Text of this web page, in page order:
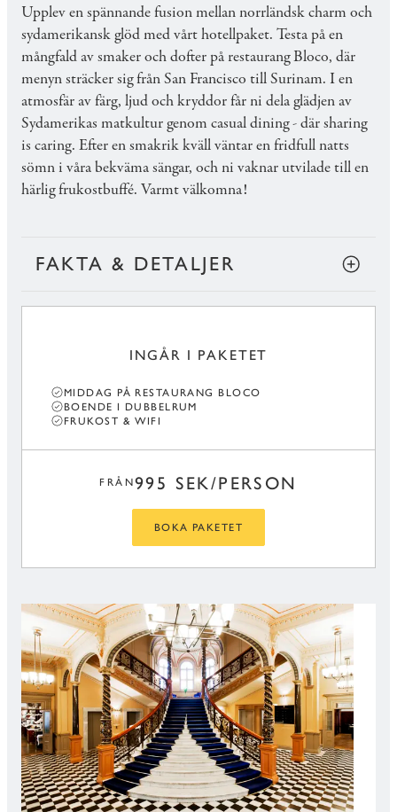
Upplev en spännande fusion mellan norrländsk charm och
sydamerikansk glöd med vårt hotellpaket. Testa på en
mångfald av smaker och dofter på restaurang Bloco, där
menyn sträcker sig från San Francisco till Surinam. I en
atmosfär av färg, ljud och kryddor får ni dela glädjen av
Sydamerikas matkultur genom casual dining - där sharing
is caring. Efter en smakrik kväll väntar en fridfull natts
sömn i våra bekväma sängar, och ni vaknar utvilade till en
härlig frukostbuffé. Varmt välkomna!
FAKTA & DETALJER
INGÅR I PAKETET
MIDDAG PÅ RESTAURANG BLOCO
BOENDE I DUBBELRUM
FRUKOST & WIFI
FRÅN995 SEK/PERSON
BOKA PAKETET